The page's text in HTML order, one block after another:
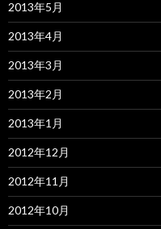
2013年5月
2013年4月
2013年3月
2013年2月
2013年1月
2012年12月
2012年11月
2012年10月